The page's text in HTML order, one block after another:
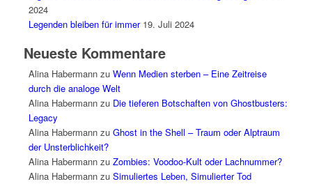
2024
Legenden bleiben für immer 19. Juli 2024
Neueste Kommentare
Alina Habermannzu Wenn Medien sterben – Eine Zeitreise
durch die analoge Welt
Alina Habermannzu Die tieferen Botschaften von Ghostbusters:
Legacy
Alina Habermannzu Ghost in the Shell – Traum oder Alptraum
der Unsterblichkeit?
Alina Habermannzu Zombies: Voodoo-Kult oder Lachnummer?
Alina Habermannzu Simuliertes Leben, Simulierter Tod